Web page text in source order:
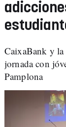
CaixaBank y
jornada con
Pamplona